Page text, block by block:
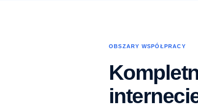
OBSZARY WSPÓŁPRACY